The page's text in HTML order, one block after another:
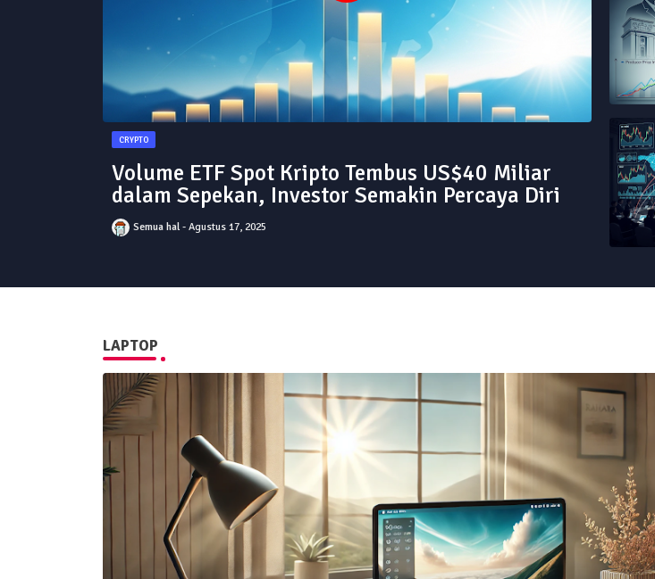
CRYPTO
Volume ETF Spot Kripto Tembus US$40 Miliar
dalam Sepekan, Investor Semakin Percaya Diri
Semua hal Agustus 17, 2025
LAPTOP